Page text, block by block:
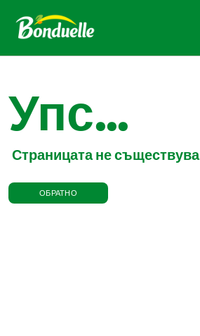
Упс...
Страницата не съществува
ОБРАТНО